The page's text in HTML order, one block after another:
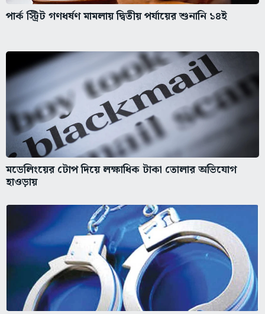
পার্ক স্ট্রিট গণধর্ষণ মামলায় দ্বিতীয় পর্যায়ের শুনানি ১৪ই
মডেলিংয়ের টোপ দিয়ে লক্ষাধিক টাকা তোলার অভিযোগ
হাওড়ায়